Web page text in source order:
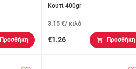
Προσθήκη
Κουτί 400gr
3.15 €/ κιλό
€1.26 Προσθήκη